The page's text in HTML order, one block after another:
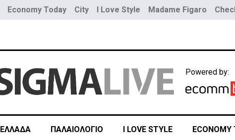
Economy Today City I Love Style Madame Figaro
Powered by:
ΕΛΛΑΔΑ ΠΑΛΑΙΟΛΟΓΙΟ I LOVE STYLE ECONOMY